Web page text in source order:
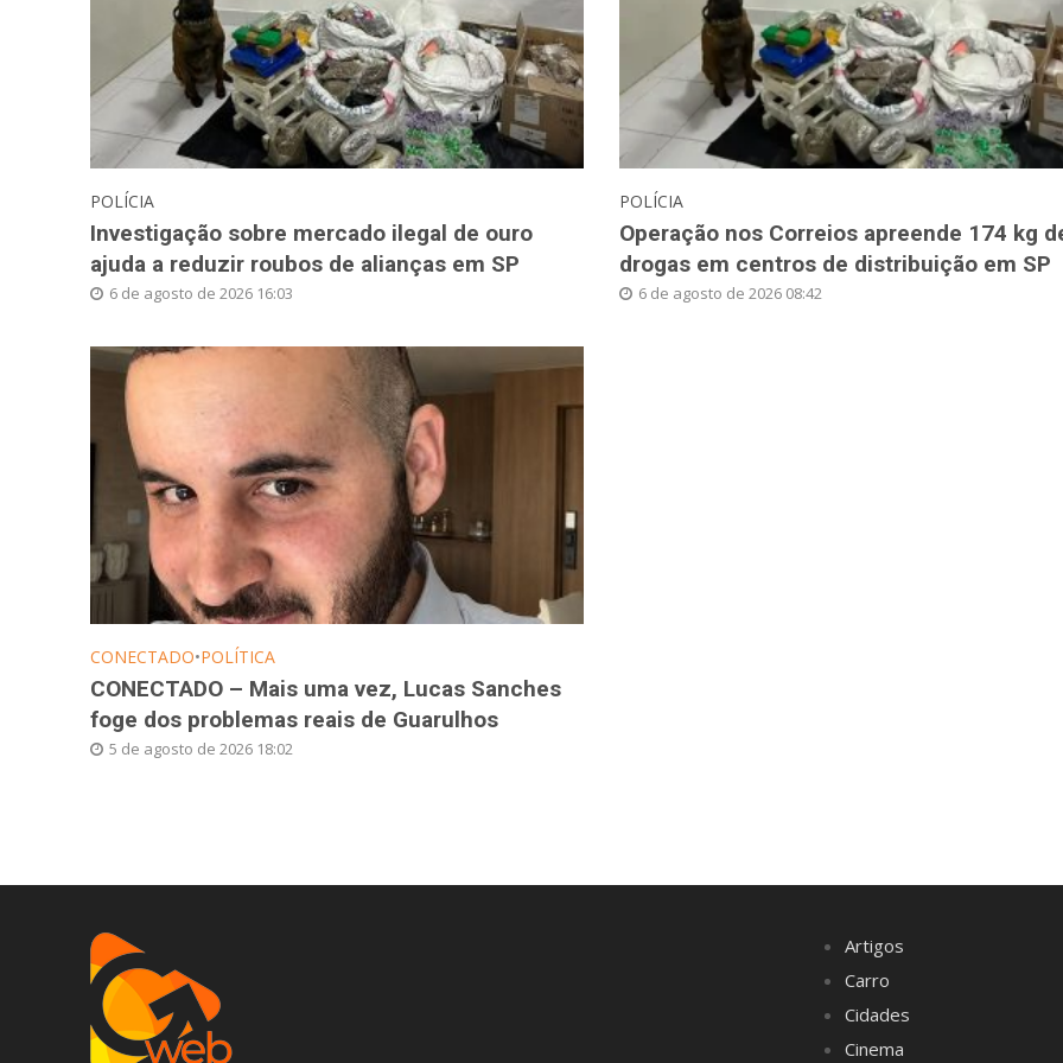
POLÍCIA
Investigação sobre mercado ilegal de ouro
ajuda a reduzir roubos de alianças em SP
6 de agosto de 2026 16:03
POLÍCIA
Operação nos Correios apreende 174 kg
drogas em centros de distribuição em SP
6 de agosto de 2026 08:42
CONECTADO•POLÍTICA
CONECTADO – Mais uma vez, Lucas Sanches
foge dos problemas reais de Guarulhos
5 de agosto de 2026 18:02
Artigos
Carro
Cidades
Cinema